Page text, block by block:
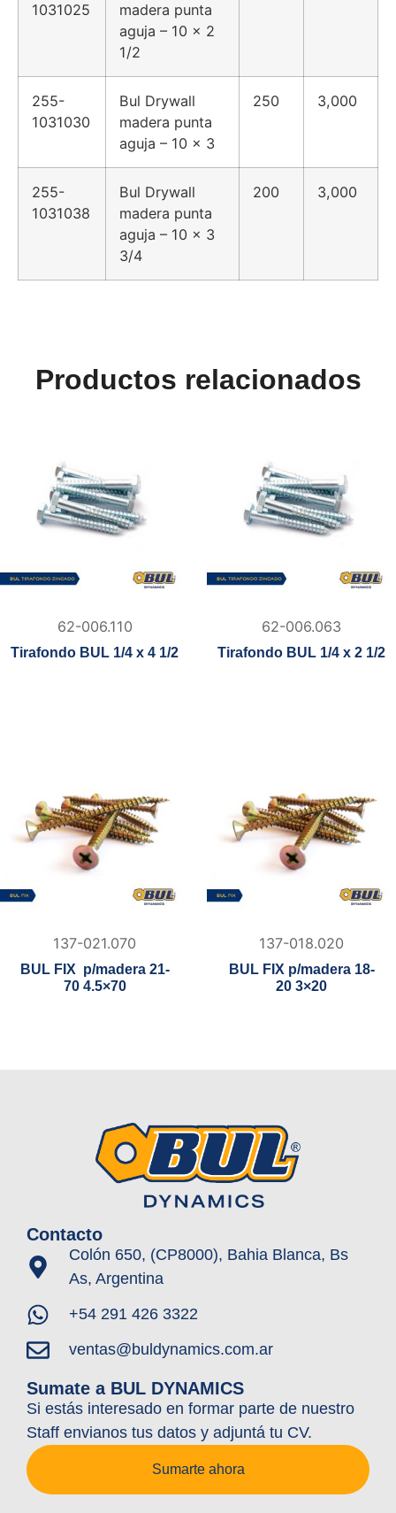
1031025
madera punta
aguja – 10 x 2
1/2
255-
1031030
Bul Drywall
madera punta
aguja – 10 x 3
250 3,000
255-
1031038
Bul Drywall
madera punta
aguja – 10 x 3
3/4
200 3,000
Productos relacionados
62-006.110
Tirafondo BUL 1/4 x 4 1/2
62-006.063
Tirafondo BUL 1/4 x 2 1/2
137-021.070
BUL FIX p/madera 21-
70 4.5×70
137-018.020
BUL FIX p/madera 18-
20 3×20
Contacto
Colón 650, (CP8000), Bahia Blanca, Bs
As, Argentina
+54 291 426 3322
ventas@buldynamics.com.ar
Sumate a BUL DYNAMICS
Si estás interesado en formar parte de nuestro
Staff envianos tus datos y adjuntá tu CV.
Sumarte ahora